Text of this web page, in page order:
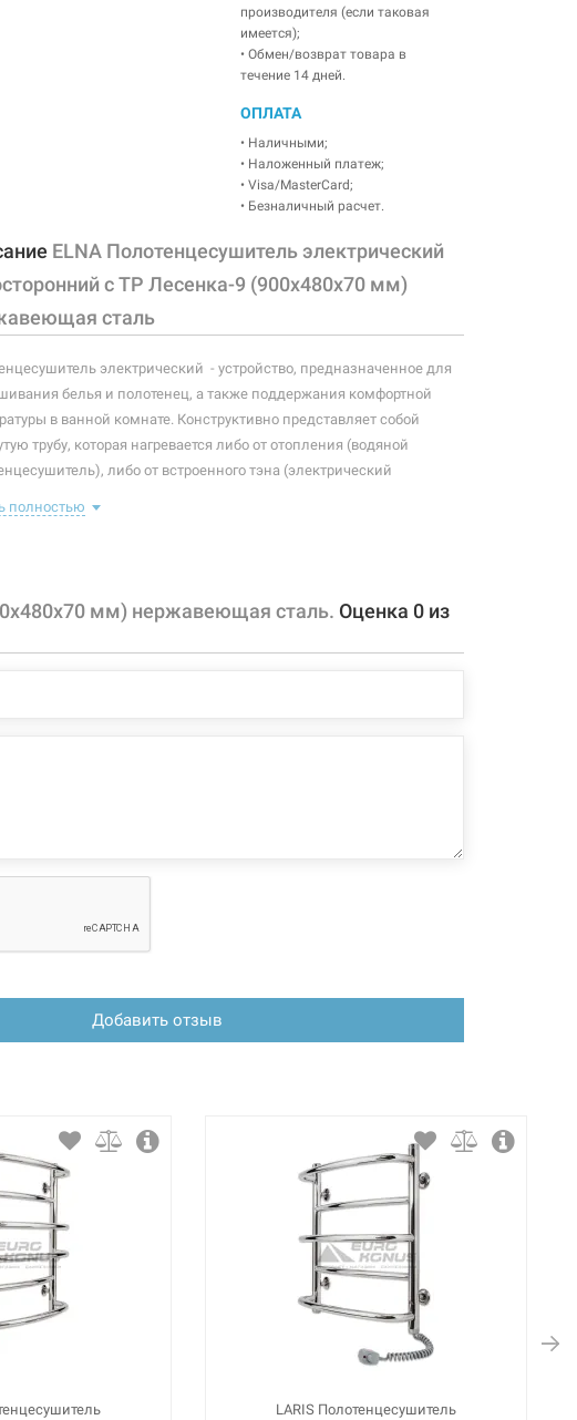
производителя (если таковая
имеется);
• Обмен/возврат товара в
течение 14 дней.
ОПЛАТА
• Наличными;
• Наложенный платеж;
• Visa/MasterCard;
• Безналичный расчет.
ELNA Полотенцесушитель электрический
с ТР Лесенка-9 (900х480х70 мм)
сталь
электрический - устройство, предназначенное для
белья и полотенец, а также поддержания комфортной
в ванной комнате. Конструктивно представляет собой
трубу, которая нагревается либо от отопления (водяной
либо от встроенного тэна (электрический
станет незаменимым элементом интерьера.
изменения, магазин ответственности не несет.
полностью
мм) нержавеющая сталь. Оценка 0 из
Добавить отзыв
LARIS Полотенцесушитель